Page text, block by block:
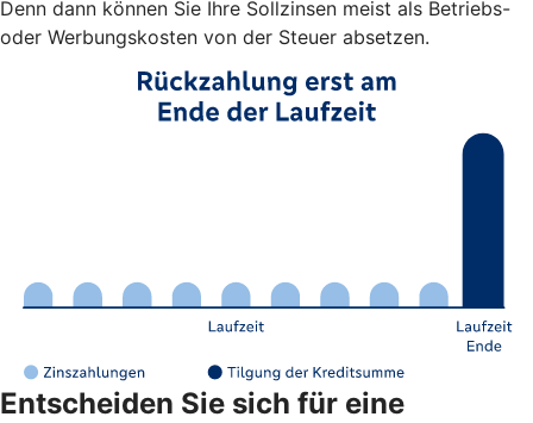
Denn dann können Sie Ihre Sollzinsen meist als Betriebs-
oder Werbungskosten von der Steuer absetzen.
Entscheiden Sie sich für eine